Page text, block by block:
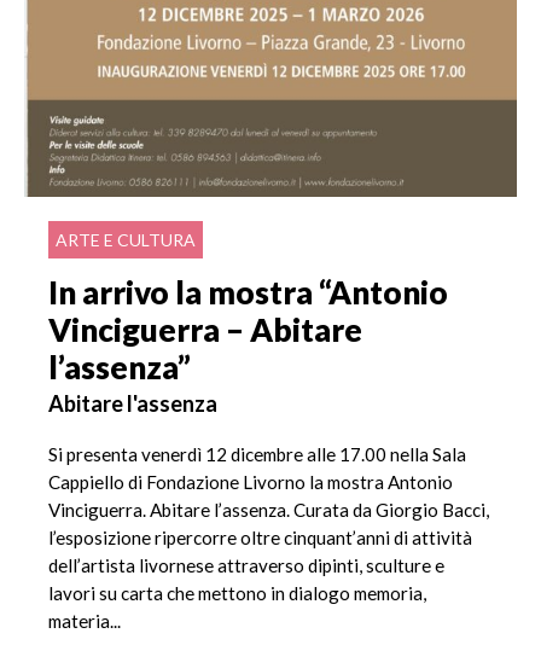
ARTE E CULTURA
In arrivo la mostra “Antonio
Vinciguerra – Abitare
l’assenza”
Abitare l'assenza
Si presenta venerdì 12 dicembre alle 17.00 nella Sala
Cappiello di Fondazione Livorno la mostra Antonio
Vinciguerra. Abitare l’assenza. Curata da Giorgio Bacci,
l’esposizione ripercorre oltre cinquant’anni di attività
dell’artista livornese attraverso dipinti, sculture e
lavori su carta che mettono in dialogo memoria,
materia...